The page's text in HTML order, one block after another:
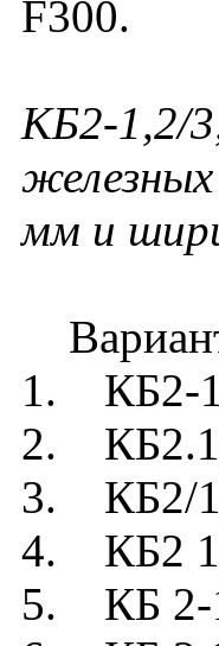
F300.
КБ2-1,2/
мм и
1. КБ2-
2.
3. КБ2/
4. КБ2
5. КБ 2-